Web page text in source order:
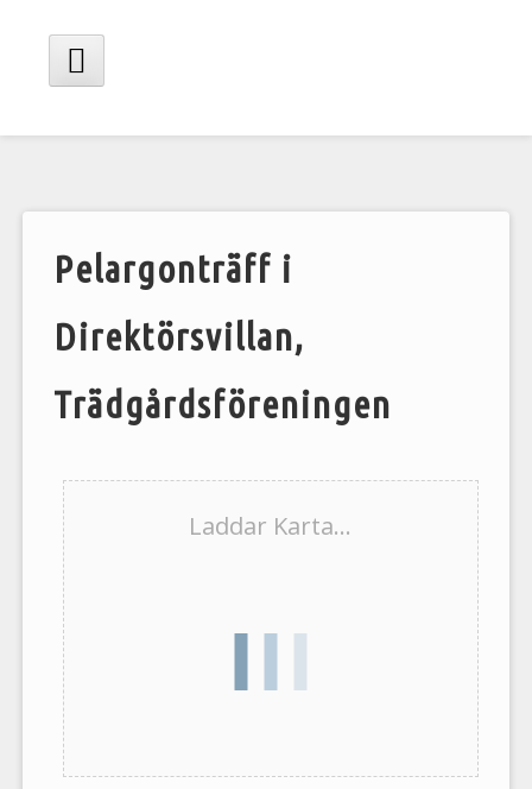
innehåll
Huvudmeny
Pelargonträff i
Direktörsvillan,
Trädgårdsföreningen
Laddar Karta...